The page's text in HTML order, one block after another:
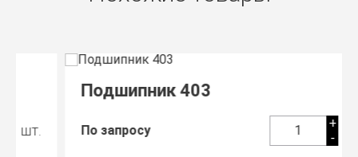
Подшипник 403
По запросу шт.